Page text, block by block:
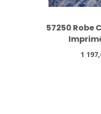
57250 Robe
1